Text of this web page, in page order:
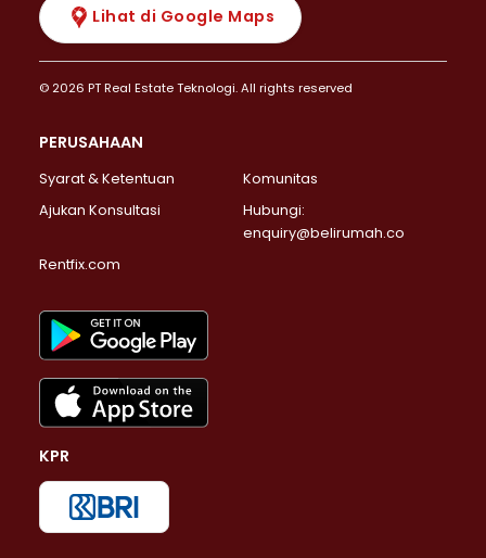
Lihat di Google Maps
© 2026 PT Real Estate Teknologi. All rights reserved
PERUSAHAAN
Syarat & Ketentuan
Komunitas
Ajukan Konsultasi
Hubungi:
enquiry@belirumah.co
Rentfix.com
KPR